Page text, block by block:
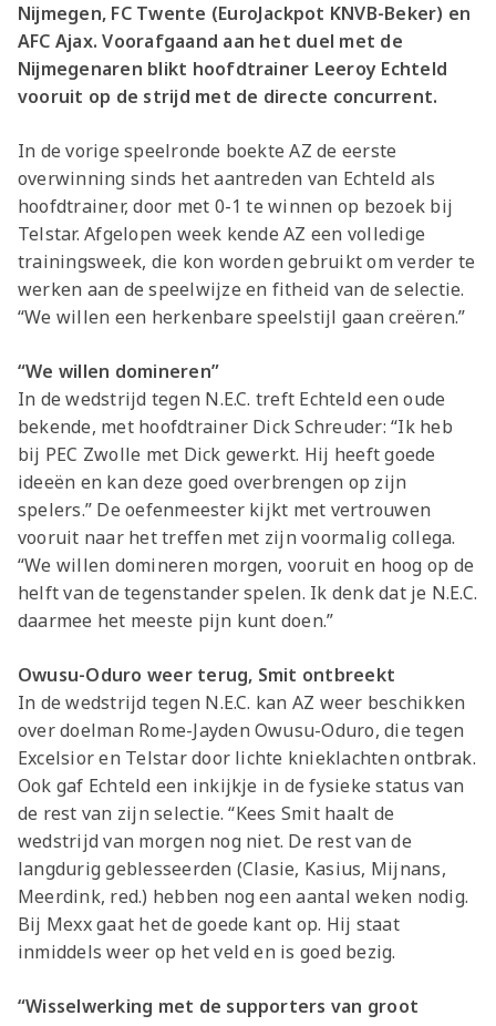
Nijmegen, FC Twente (EuroJackpot KNVB-Beker) en
AFC Ajax. Voorafgaand aan het duel met de
Nijmegenaren blikt hoofdtrainer Leeroy Echteld
vooruit op de strijd met de directe concurrent.
In de vorige speelronde boekte AZ de eerste
overwinning sinds het aantreden van Echteld als
hoofdtrainer, door met 0-1 te winnen op bezoek bij
Telstar. Afgelopen week kende AZ een volledige
trainingsweek, die kon worden gebruikt om verder te
werken aan de speelwijze en fitheid van de selectie.
“We willen een herkenbare speelstijl gaan creëren.”
“We willen domineren”
In de wedstrijd tegen N.E.C. treft Echteld een oude
bekende, met hoofdtrainer Dick Schreuder: “Ik heb
bij PEC Zwolle met Dick gewerkt. Hij heeft goede
ideeën en kan deze goed overbrengen op zijn
spelers.” De oefenmeester kijkt met vertrouwen
vooruit naar het treffen met zijn voormalig collega.
“We willen domineren morgen, vooruit en hoog op de
helft van de tegenstander spelen. Ik denk dat je N.E.C.
daarmee het meeste pijn kunt doen.”
Owusu-Oduro weer terug, Smit ontbreekt
In de wedstrijd tegen N.E.C. kan AZ weer beschikken
over doelman Rome-Jayden Owusu-Oduro, die tegen
Excelsior en Telstar door lichte knieklachten ontbrak.
Ook gaf Echteld een inkijkje in de fysieke status van
de rest van zijn selectie. “Kees Smit haalt de
wedstrijd van morgen nog niet. De rest van de
langdurig geblesseerden (Clasie, Kasius, Mijnans,
Meerdink, red.) hebben nog een aantal weken nodig.
Bij Mexx gaat het de goede kant op. Hij staat
inmiddels weer op het veld en is goed bezig.
“Wisselwerking met de supporters van groot